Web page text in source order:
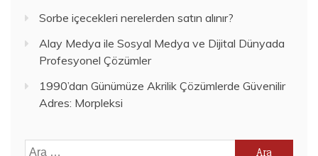
Sorbe içecekleri nerelerden satın alınır?
Alay Medya ile Sosyal Medya ve Dijital Dünyada
Profesyonel Çözümler
1990’dan Günümüze Akrilik Çözümlerde Güvenilir
Adres: Morpleksi
Arama: